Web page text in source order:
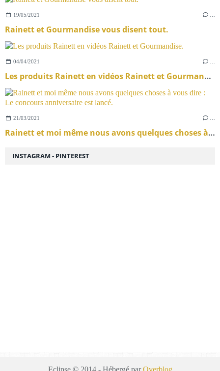
19/05/2021
Rainett et Gourmandise vous disent tout.
04/04/2021
Les produits Rainett en vidéos Rainett et Gourmandise.
21/03/2021
Rainett et moi même nous avons quelques choses à vous dire : Le concours anniversaire est lancé.
INSTAGRAM - PINTEREST
Eclipse © 2014 - Hébergé parOverblog